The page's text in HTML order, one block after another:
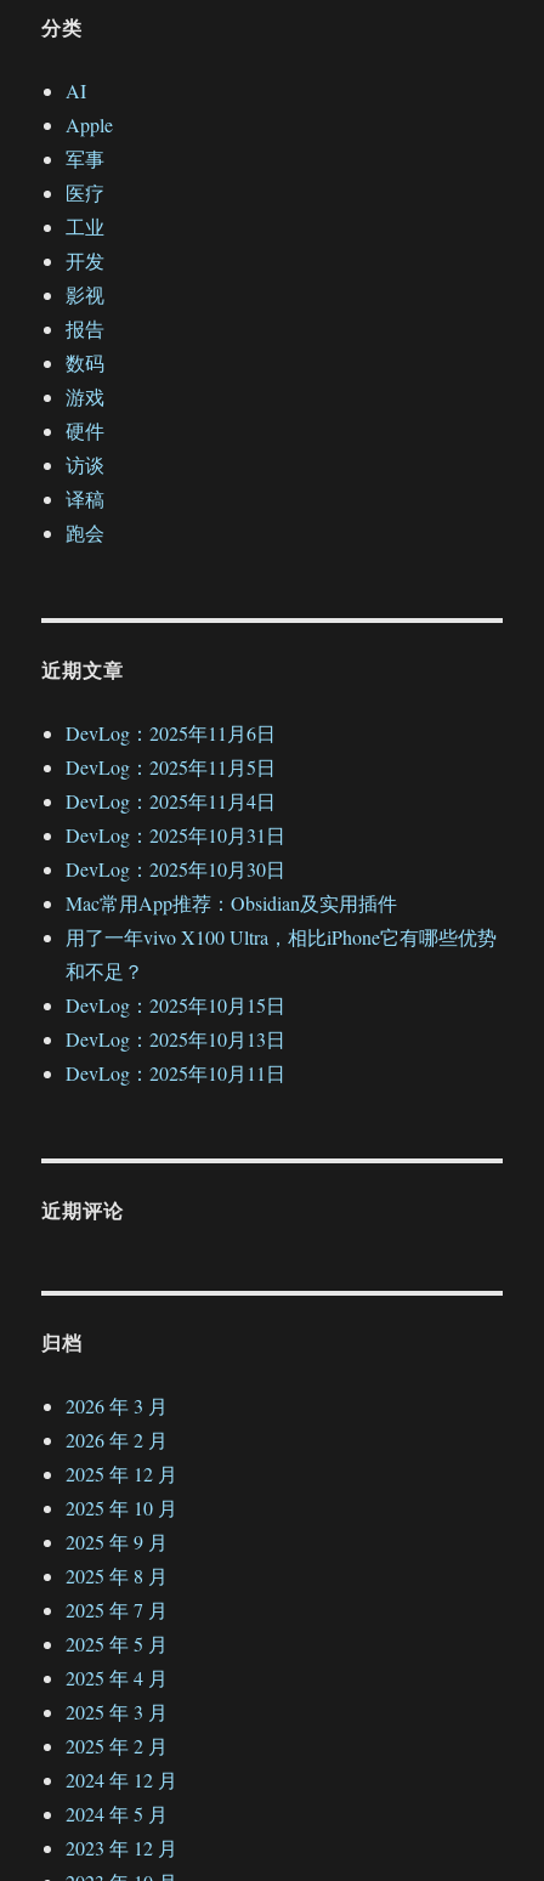
分类
AI
Apple
军事
医疗
工业
开发
影视
报告
数码
游戏
硬件
访谈
译稿
跑会
近期文章
DevLog：2025年11月6日
DevLog：2025年11月5日
DevLog：2025年11月4日
DevLog：2025年10月31日
DevLog：2025年10月30日
Mac常用App推荐：Obsidian及实用插件
用了一年vivo X100 Ultra，相比iPhone它有哪些优势
和不足？
DevLog：2025年10月15日
DevLog：2025年10月13日
DevLog：2025年10月11日
近期评论
归档
2026 年 3 月
2026 年 2 月
2025 年 12 月
2025 年 10 月
2025 年 9 月
2025 年 8 月
2025 年 7 月
2025 年 5 月
2025 年 4 月
2025 年 3 月
2025 年 2 月
2024 年 12 月
2024 年 5 月
2023 年 12 月